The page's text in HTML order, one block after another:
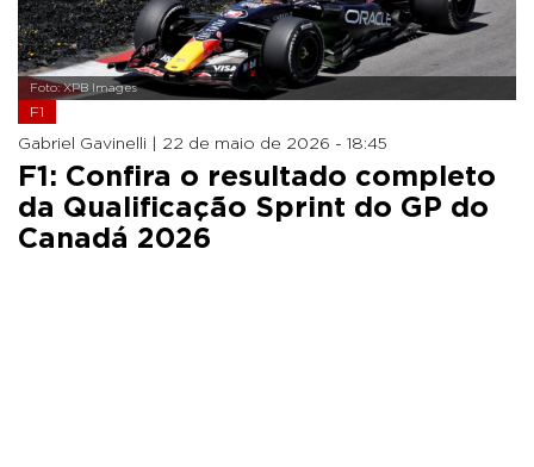
Foto: XPB Images
F1
Gabriel Gavinelli | 22 de maio de 2026 - 18:45
F1: Confira o resultado completo
da Qualificação Sprint do GP do
Canadá 2026